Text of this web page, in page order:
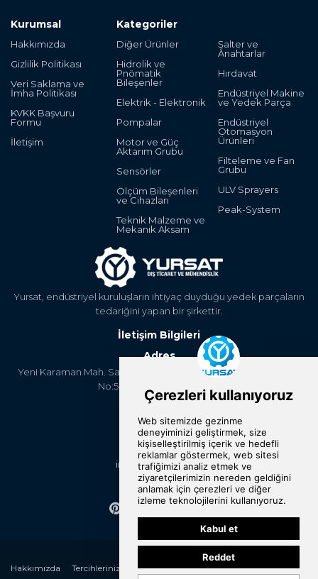
Yursat, endüstriyel kuruluşların ihtiyaç duyduğu yedek parçaların
tedariğini yapan bir şirkettir.
Kurumsal
Hakkımızda
Gizlilik Politikası
Veri Saklama ve
İmha Politikası
KVKK Başvuru
Formu
İletişim
Kategoriler
Diğer Ürünler
Hidrolik ve
Pnömatik
Bileşenler
Elektrik - Elektronik
Pompalar
Motor ve Güç
Aktarım Grubu
Sensörler
Ölçüm Bileşenleri
ve Cihazları
Teknik Malzeme ve
Mekanik Aksam
Şalter ve
Anahtarlar
Hırdavat
Endüstriyel Makine
ve Yedek Parça
Endüstriyel
Otomasyon
Ürünleri
Filteleme ve Fan
Grubu
ULV Sprayers
Peak-System
İletişim Bilgileri
Adres
Yeni Karaman Mah. Sanayi Cad. 4. Kantar Sok. Asya Plaza Kat:5
No:505 Osmangazi/BURSA
+90 224 2400304
E-Posta
info@yursat.com.tr
Bizi Takip Edin
Hakkımızda Tercihlerinizi Değiştirin Kategoriler
Markalar